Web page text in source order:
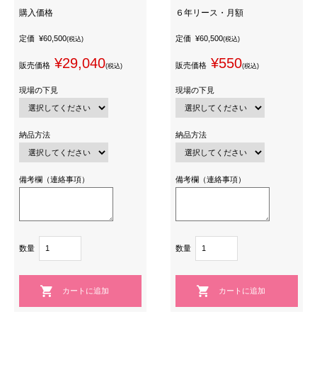
購入価格
定価 ¥60,500(税込)
販売価格 ¥29,040(税込)
現場の下見
納品方法
備考欄（連絡事項）
数量
６年リース・月額
定価 ¥60,500(税込)
販売価格 ¥550(税込)
現場の下見
納品方法
備考欄（連絡事項）
数量